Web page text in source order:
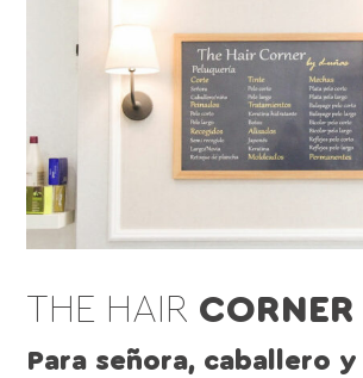
THE HAIR CORNER
Para señora, caballero